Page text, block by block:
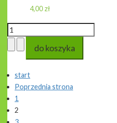
4,00 zł
start
Poprzednia strona
1
2